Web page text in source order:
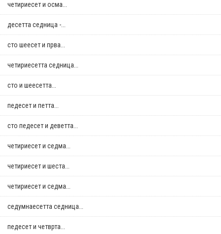
четириесет и осма...
десетта седница -...
сто шеесет и прва...
четириесетта седница...
сто и шеесетта...
педесет и петта...
сто педесет и деветта...
четириесет и седма...
четириесет и шеста...
четириесет и седма...
седумнаесетта седница...
педесет и четврта...